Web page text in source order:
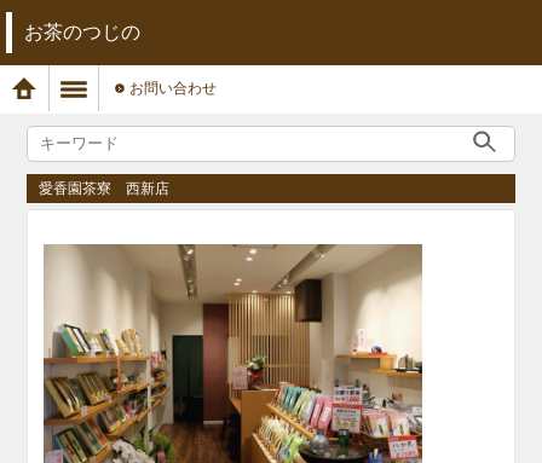
お茶のつじの
お問い合わせ
愛香園茶寮 西新店